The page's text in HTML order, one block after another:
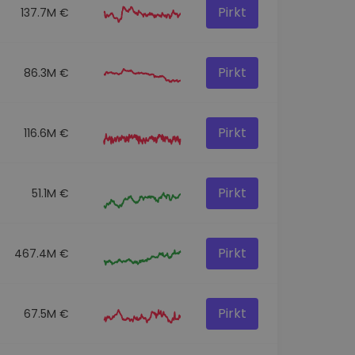
137.7M € Pirkt
86.3M € Pirkt
116.6M € Pirkt
51.1M € Pirkt
467.4M € Pirkt
67.5M € Pirkt